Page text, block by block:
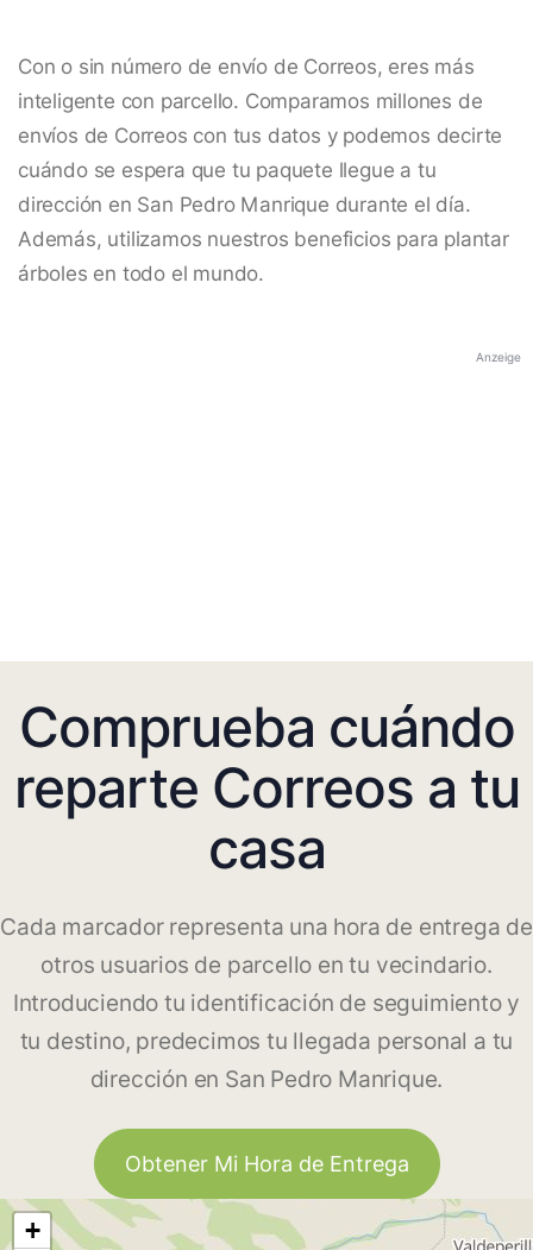
Con o sin número de envío de Correos, eres más
inteligente con parcello. Comparamos millones de
envíos de Correos con tus datos y podemos decirte
cuándo se espera que tu paquete llegue a tu
dirección en San Pedro Manrique durante el día.
Además, utilizamos nuestros beneficios para plantar
árboles en todo el mundo.
Anzeige
Comprueba cuándo
reparte Correos a tu
casa
Cada marcador representa una hora de entrega de
otros usuarios de parcello en tu vecindario.
Introduciendo tu identificación de seguimiento y
tu destino, predecimos tu llegada personal a tu
dirección en San Pedro Manrique.
Obtener Mi Hora de Entrega
+